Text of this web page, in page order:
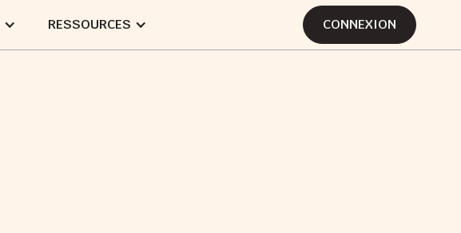
RESSOURCES
CONNEXION
CONNEXION